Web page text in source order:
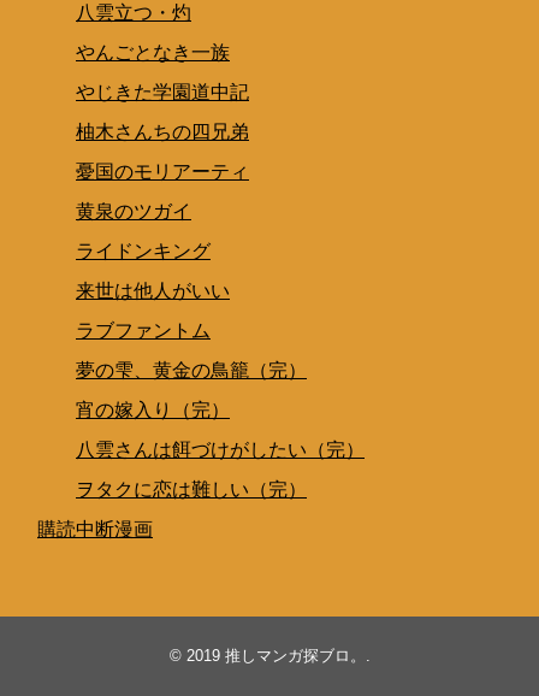
八雲立つ・灼
やんごとなき一族
やじきた学園道中記
柚木さんちの四兄弟
憂国のモリアーティ
黄泉のツガイ
ライドンキング
来世は他人がいい
ラブファントム
夢の雫、黄金の鳥籠（完）
宵の嫁入り（完）
八雲さんは餌づけがしたい（完）
ヲタクに恋は難しい（完）
購読中断漫画
© 2019 推しマンガ探ブロ。